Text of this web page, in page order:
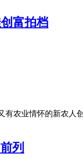
富拍档
农业情怀的新农
列